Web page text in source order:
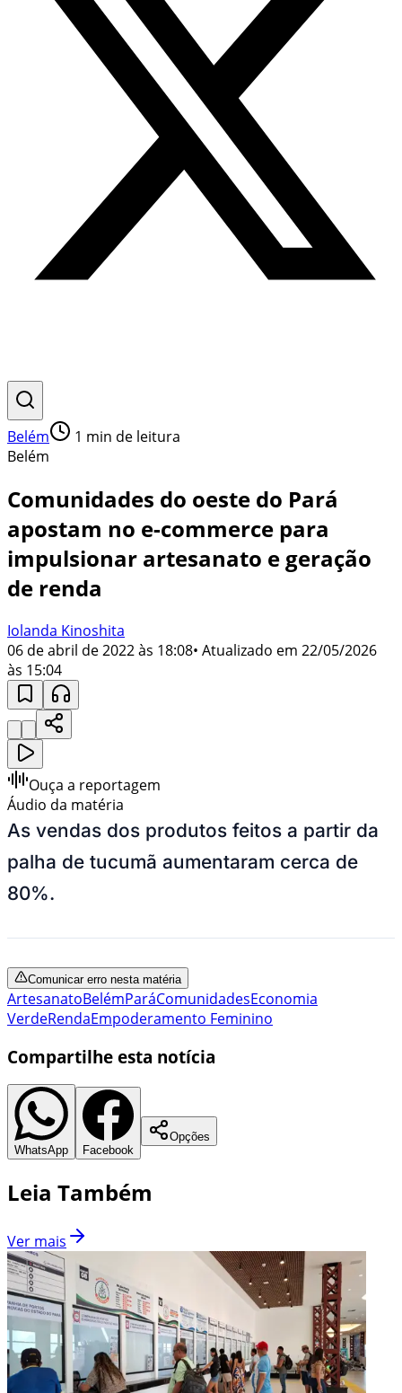
Belém 1 min de leitura
Belém
Comunidades do oeste do Pará
apostam no e-commerce para
impulsionar artesanato e geração
de renda
Iolanda Kinoshita
06 de abril de 2022 às 18:08• Atualizado em 22/05/2026
às 15:04
Ouça a reportagem
Áudio da matéria
As vendas dos produtos feitos a partir da
palha de tucumã aumentaram cerca de
80%.
Comunicar erro nesta matéria
ArtesanatoBelémParáComunidadesEconomia
VerdeRendaEmpoderamento Feminino
Compartilhe esta notícia
WhatsApp Facebook
Opções
Leia Também
Ver mais